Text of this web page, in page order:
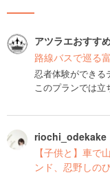
アツラエおすす
路線バスで巡る
忍者体験ができる
このプランでは立
riochi_odekake
【子供と】車で
ンド、忍野しの